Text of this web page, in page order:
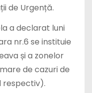
de Urgență.
a declarat luni
nr.6 se instituie
și a zonelor
de cazuri de
respectiv).